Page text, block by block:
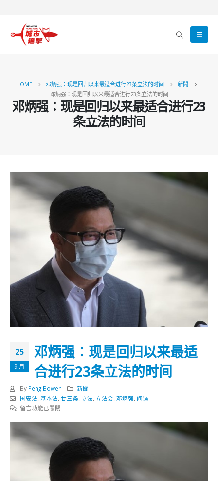
HOME 邓炳强：现是回归以来最适合进行23条立法的时间
新聞
邓炳强：现是回归以来最适合进行23条立法的时间
邓炳强：现是回归以来最适合进行23
条立法的时间
25
9 月
邓炳强：现是回归以来最适
合进行23条立法的时间
By Peng Bowen
新聞
国安法, 基本法, 廿三条, 立法, 立法会, 邓炳强, 间谍
在
强：
现
留言功能已關閉